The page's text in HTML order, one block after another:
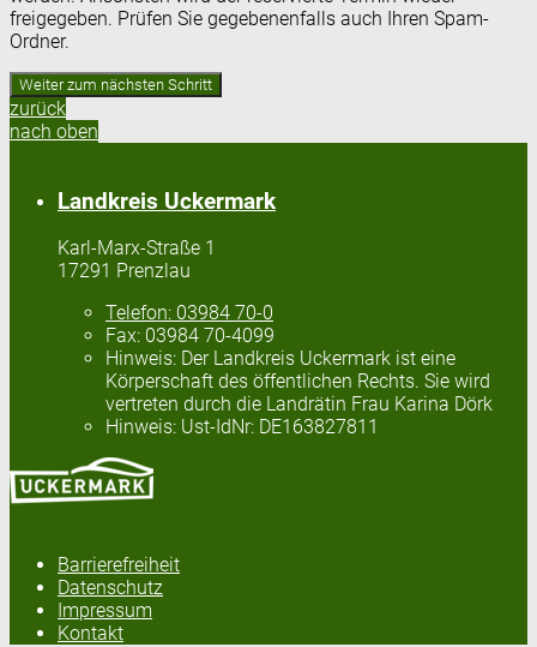
freigegeben. Prüfen Sie gegebenenfalls auch Ihren Spam-
Ordner.
zurück
nach oben
Landkreis Uckermark
Karl-Marx-Straße 1
17291 Prenzlau
Telefon: 03984 70-0
Fax: 03984 70-4099
Hinweis: Der Landkreis Uckermark ist eine
Körperschaft des öffentlichen Rechts. Sie wird
vertreten durch die Landrätin Frau Karina Dörk
Hinweis: Ust-IdNr: DE163827811
Barrierefreiheit
Datenschutz
Impressum
Kontakt